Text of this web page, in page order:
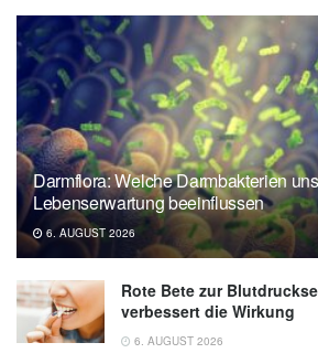
Darmflora: Welche Darmbakterien
Lebenserwartung beeinflussen
6. AUGUST 2026
Rote Bete zur
verbessert die Wirkung
6. AUGUST 2026